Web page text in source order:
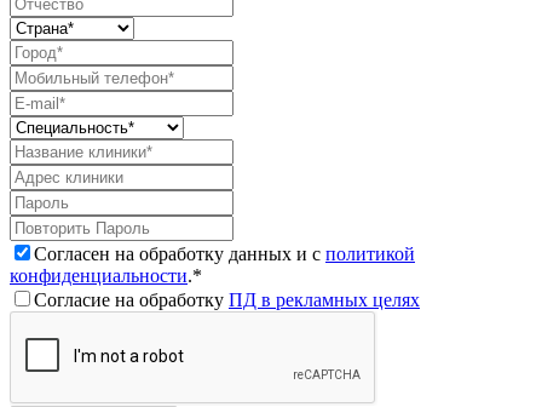
Согласен на обработку данных и с политикой
конфиденциальности.*
Согласие на обработку ПД в рекламных целях